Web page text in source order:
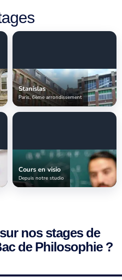
Stanislas
Paris, 6ème arrondissement
Cours en visio
Depuis notre studio
nos stages de
de Philosophie ?